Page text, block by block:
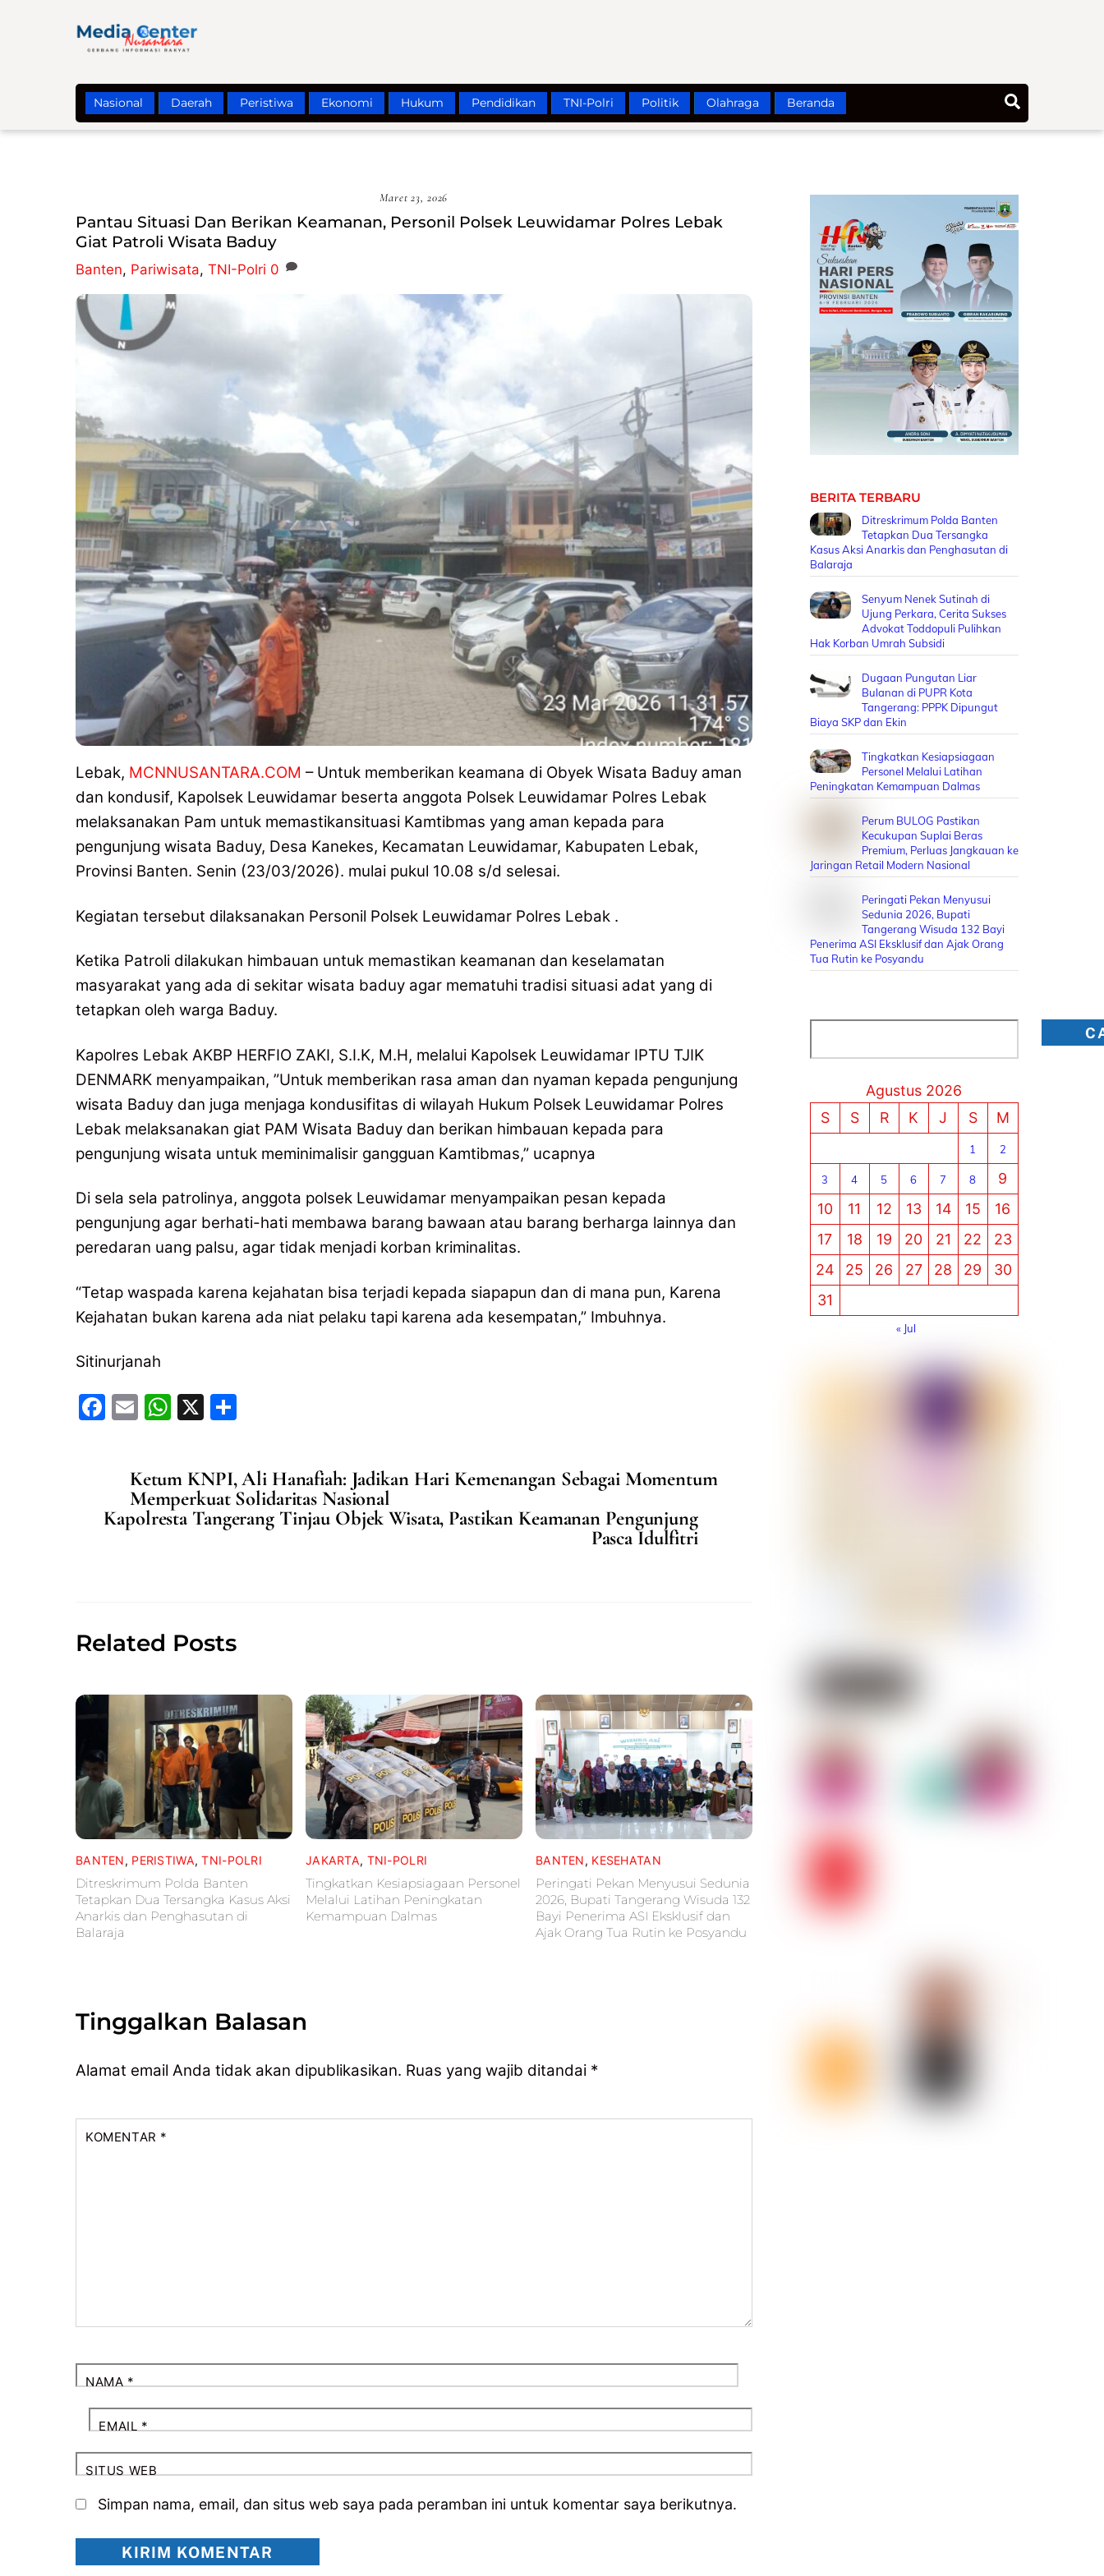
Nasional Daerah Peristiwa Ekonomi Hukum Pendidikan TNI-Polri Politik Olahraga Beranda
Maret 23, 2026
Pantau Situasi Dan Berikan Keamanan, Personil Polsek Leuwidamar Polres Lebak
Giat Patroli Wisata Baduy
Banten, Pariwisata, TNI-Polri 0
Lebak, MCNNUSANTARA.COM – Untuk memberikan keamana di Obyek Wisata Baduy aman
dan kondusif, Kapolsek Leuwidamar beserta anggota Polsek Leuwidamar Polres Lebak
melaksanakan Pam untuk memastikansituasi Kamtibmas yang aman kepada para
pengunjung wisata Baduy, Desa Kanekes, Kecamatan Leuwidamar, Kabupaten Lebak,
Provinsi Banten. Senin (23/03/2026). mulai pukul 10.08 s/d selesai.
Kegiatan tersebut dilaksanakan Personil Polsek Leuwidamar Polres Lebak .
Ketika Patroli dilakukan himbauan untuk memastikan keamanan dan keselamatan
masyarakat yang ada di sekitar wisata baduy agar mematuhi tradisi situasi adat yang di
tetapkan oleh warga Baduy.
Kapolres Lebak AKBP HERFIO ZAKI, S.I.K, M.H, melalui Kapolsek Leuwidamar IPTU TJIK
DENMARK menyampaikan, ”Untuk memberikan rasa aman dan nyaman kepada pengunjung
wisata Baduy dan juga menjaga kondusifitas di wilayah Hukum Polsek Leuwidamar Polres
Lebak melaksanakan giat PAM Wisata Baduy dan berikan himbauan kepada para
pengunjung wisata untuk meminimalisir gangguan Kamtibmas,” ucapnya
Di sela sela patrolinya, anggota polsek Leuwidamar menyampaikan pesan kepada
pengunjung agar berhati-hati membawa barang bawaan atau barang berharga lainnya dan
peredaran uang palsu, agar tidak menjadi korban kriminalitas.
“Tetap waspada karena kejahatan bisa terjadi kepada siapapun dan di mana pun, Karena
Kejahatan bukan karena ada niat pelaku tapi karena ada kesempatan,” Imbuhnya.
Sitinurjanah
F
b
E
l
W
s
A
X
e
Ketum KNPI, Ali Hanafiah: Jadikan Hari Kemenangan Sebagai Momentum
Memperkuat Solidaritas Nasional
Kapolresta Tangerang Tinjau Objek Wisata, Pastikan Keamanan Pengunjung
Pasca Idulfitri
Related Posts
BANTEN, PERISTIWA,TNI-POLRI
Ditreskrimum Polda Banten
Tetapkan Dua Tersangka Kasus Aksi
Anarkis dan Penghasutan di
Balaraja
JAKARTA, TNI-POLRI
Tingkatkan Kesiapsiagaan Personel
Melalui Latihan Peningkatan
Kemampuan Dalmas
BANTEN, KESEHATAN
Peringati Pekan Menyusui Sedunia
2026, Bupati Tangerang Wisuda 132
Bayi Penerima ASI Eksklusif dan
Ajak Orang Tua Rutin ke Posyandu
Tinggalkan Balasan
Alamat email Anda tidak akan dipublikasikan. Ruas yang wajib ditandai *
KOMENTAR *
NAMA*
EMAIL*
SITUS WEB
Simpan nama, email, dan situs web saya pada peramban ini untuk komentar saya berikutnya.
BERITA TERBARU
Ditreskrimum Polda Banten
Tetapkan Dua Tersangka
Kasus Aksi Anarkis dan Penghasutan di
Balaraja
Senyum Nenek Sutinah di
Ujung Perkara, Cerita Sukses
Advokat Toddopuli Pulihkan
Hak Korban Umrah Subsidi
Dugaan Pungutan Liar
Bulanan di PUPR Kota
Tangerang: PPPK Dipungut
Biaya SKP dan Ekin
Tingkatkan Kesiapsiagaan
Personel Melalui Latihan
Peningkatan Kemampuan Dalmas
Perum BULOG Pastikan
Kecukupan Suplai Beras
Premium, Perluas Jangkauan ke
Jaringan Retail Modern Nasional
Peringati Pekan Menyusui
Sedunia 2026, Bupati
Tangerang Wisuda 132 Bayi
Penerima ASI Eksklusif dan Ajak Orang
Tua Rutin ke Posyandu
Agustus 2026
S
S R K J S M
1 2
3 4 5 6 7 8
9
10
11 12 13 14 15
16
17
18 19 20 21 22
23
24
25 26 27 28 29
30
31
« Jul